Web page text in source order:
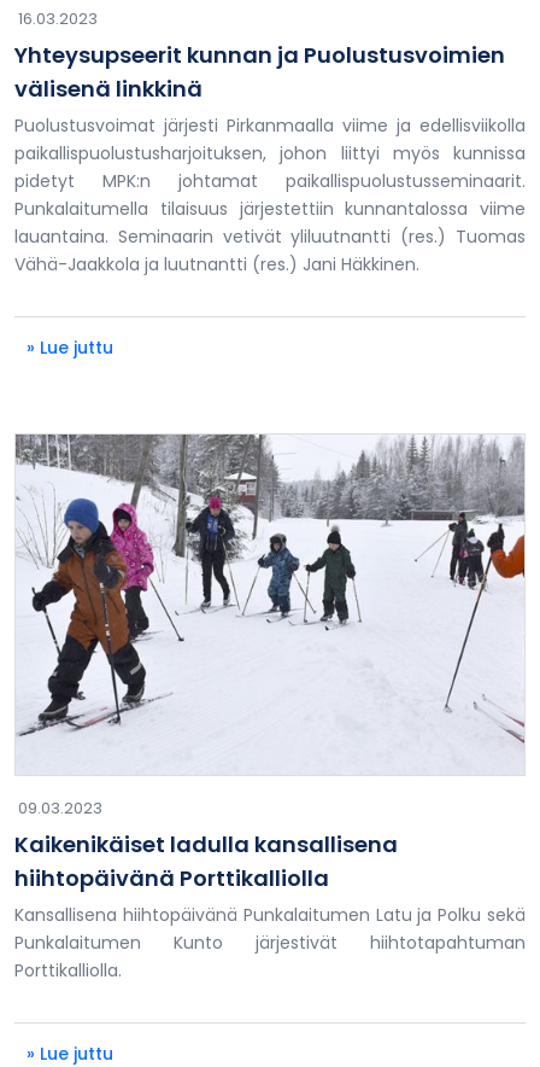
16.03.2023
Yhteysupseerit kunnan ja Puolustusvoimien
välisenä linkkinä
Puolustusvoimat järjesti Pirkanmaalla viime ja edellisviikolla
paikallispuolustusharjoituksen, johon liittyi myös kunnissa
pidetyt MPK:n johtamat paikallispuolustusseminaarit.
Punkalaitumella tilaisuus järjestettiin kunnantalossa viime
lauantaina. Seminaarin vetivät yliluutnantti (res.) Tuomas
Vähä-Jaakkola ja luutnantti (res.) Jani Häkkinen.
» Lue juttu
09.03.2023
Kaikenikäiset ladulla kansallisena
hiihtopäivänä Porttikalliolla
Kansallisena hiihtopäivänä Punkalaitumen Latu ja Polku sekä
Punkalaitumen Kunto järjestivät hiihtotapahtuman
Porttikalliolla.
» Lue juttu